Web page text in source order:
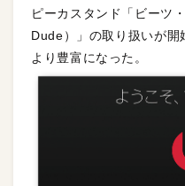
ピーカスタンド「ビーツ
Dude）」の取り扱いが
より豊富になった。